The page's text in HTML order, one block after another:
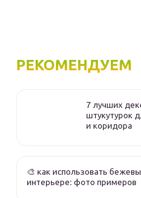
РЕКОМЕНДУЕМ
7 лучших
штукутурок
и коридора
🎨 как использовать
интерьере: фото примеров